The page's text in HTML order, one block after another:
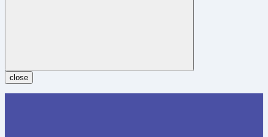
close